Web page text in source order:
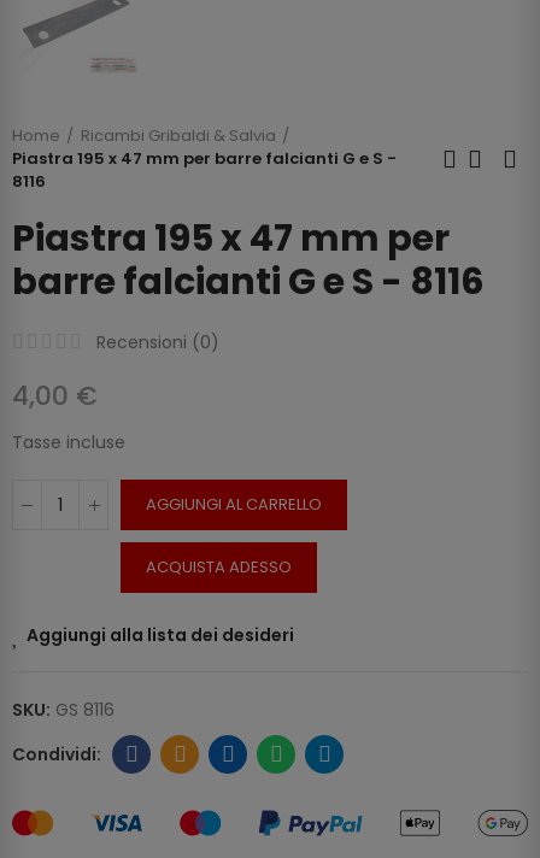
Home
Ricambi Gribaldi & Salvia
Piastra 195 x 47 mm per barre falcianti G e S -
8116
Piastra 195 x 47 mm per
barre falcianti G e S - 8116
Recensioni (0)
4,00 €
Tasse incluse
AGGIUNGI AL CARRELLO
ACQUISTA ADESSO
Aggiungi alla lista dei desideri
SKU: GS 8116